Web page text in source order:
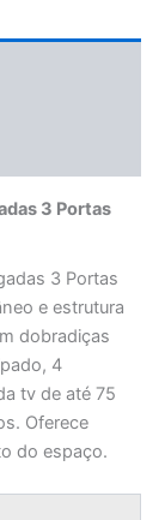
3 Portas
3 Portas
e estrutura
dobradiças
4
tv de até 75
Oferece
do espaço.